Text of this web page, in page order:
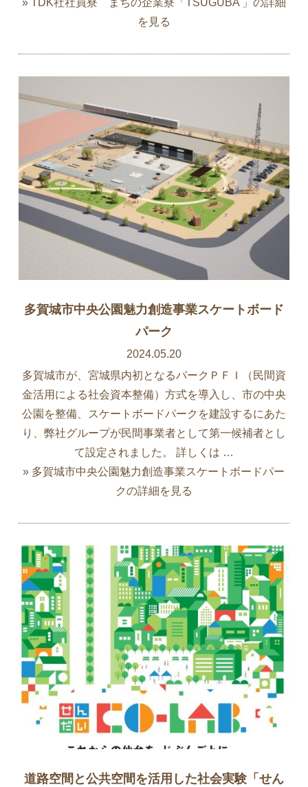
» TDK社社員寮 まちの企業寮「TSUGUBA 」の詳細
を見る
多賀城市中央公園魅力創造事業スケートボード
パーク
2024.05.20
多賀城市が、宮城県内初となるパークＰＦＩ（民間資
金活用による社会資本整備）方式を導入し、市の中央
公園を整備、スケートボードパークを建設するにあた
り、弊社グループが民間事業者として第一候補者とし
て設定されました。 詳しくは …
» 多賀城市中央公園魅力創造事業スケートボードパー
クの詳細を見る
道路空間と公共空間を活用した社会実験「せん